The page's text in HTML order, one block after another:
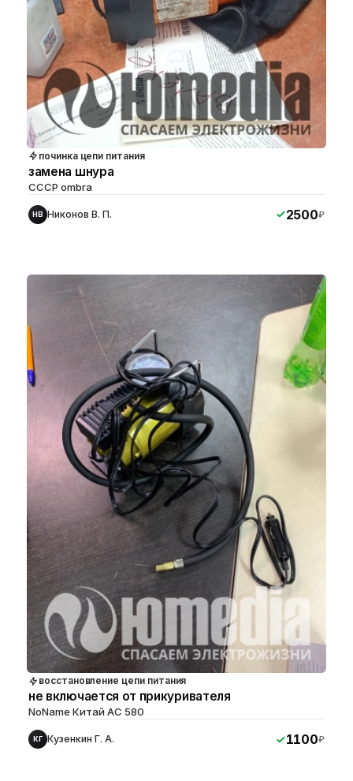
починка цепи питания
замена шнура
СССР ombra
НВ Никонов В. П. 2500₽
восстановление цепи питания
не включается от прикуривателя
NoName Китай AC 580
КГ Кузенкин Г. А. 1100₽